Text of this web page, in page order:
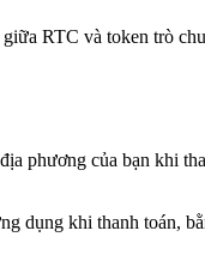
RTC và token trò
phương của bạn khi
dụng khi thanh toán,